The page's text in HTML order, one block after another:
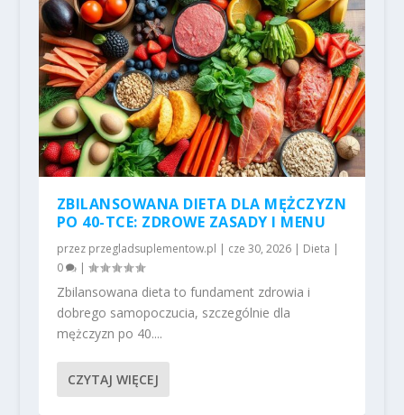
ZBILANSOWANA DIETA DLA MĘŻCZYZN
PO 40-TCE: ZDROWE ZASADY I MENU
przez przegladsuplementow.pl | cze 30, 2026| Dieta |
0
|
Zbilansowana dieta to fundament zdrowia i
dobrego samopoczucia, szczególnie dla
mężczyzn po 40....
CZYTAJ WIĘCEJ